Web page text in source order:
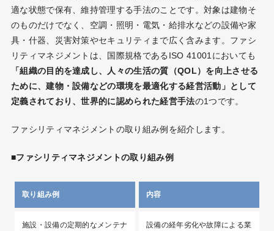
適な状態で保有、維持管理する手法のことです。対象は建物そ
のものだけでなく、空調・照明・電気・給排水などの設備や家
具・什器、災害対策やセキュリティまで広く含みます。ファシ
リティマネジメントは、国際規格であるISO 41001においても
「組織の目的を達成し、人々の生活の質（QOL）を向上させる
ために、建物・設備などの環境を最適化する経営活動」として
定義されており、世界的に認められた経営手法の1つです。
ファシリティマネジメントの取り組み例を紹介します。
■ファシリティマネジメントの取り組み例
取り組み例 内容
施設・設備の定期的なメンテナ
設備の経年劣化や故障による業